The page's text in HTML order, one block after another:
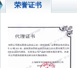
荣誉证书